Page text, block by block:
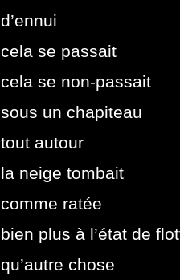
d’ennui
cela se passait
cela se non-passait
sous un chapiteau
tout autour
la neige tombait
comme ratée
bien plus à l’état de
qu’autre chose